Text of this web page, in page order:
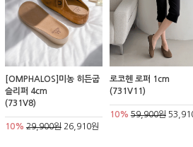
[OMPHALOS]미농 히든굽
슬리퍼 4cm
(731V8)
10% 29,900원 26,910원
로코헨 로퍼 1cm
(731V11)
10% 59,900원